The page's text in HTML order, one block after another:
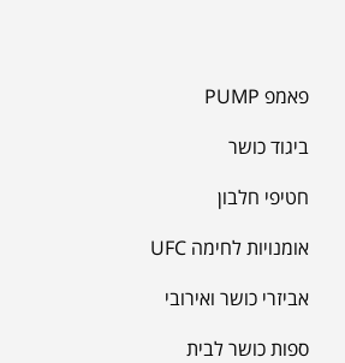
פאמפ PUMP
ביגוד כושר
חטיפי חלבון
אומנויות לחימה UFC
אביזרי כושר ואירובי
ספות כושר לבית